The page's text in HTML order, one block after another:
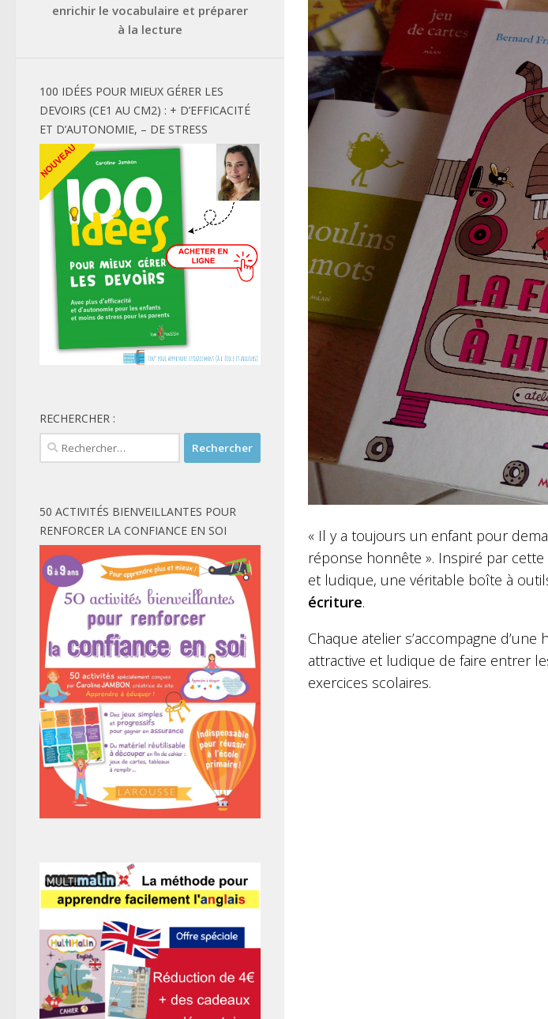
« Il y a toujours un enfant pour
réponse honnête ». Inspiré par
et ludique, une véritable boîte à
écriture.
Chaque atelier s’accompagne
attractive et ludique de faire entrer
exercices scolaires.
enrichir le vocabulaire et préparer
à la lecture
100 IDÉES POUR MIEUX GÉRER LES
DEVOIRS (CE1 AU CM2) : + D’EFFICACITÉ
ET D’AUTONOMIE, – DE STRESS
RECHERCHER :
Rechercher :
50 ACTIVITÉS BIENVEILLANTES POUR
RENFORCER LA CONFIANCE EN SOI